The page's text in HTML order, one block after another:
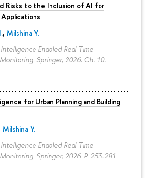
Risks to the Inclusion of AI for
, Milshina Y.
Enabled Real Time
Springer, 2026. Ch. 10.
for Urban Planning and Building
, Milshina Y.
Enabled Real Time
Springer, 2026. P. 253-281.